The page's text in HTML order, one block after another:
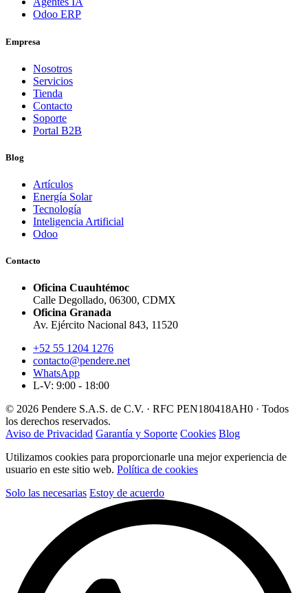
Odoo ERP
Empresa
Nosotros
Servicios
Tienda
Contacto
Soporte
Portal B2B
Blog
Artículos
Energía Solar
Tecnología
Inteligencia Artificial
Odoo
Contacto
Oficina Cuauhtémoc
Calle Degollado, 06300, CDMX
Oficina Granada
Av. Ejército Nacional 843, 11520
+52 55 1204 1276
contacto@pendere.net
WhatsApp
L-V: 9:00 - 18:00
© 2026 Pendere S.A.S. de C.V. · RFC PEN180418AH0 · Todos
los derechos reservados.
Aviso de Privacidad Garantía y Soporte Cookies Blog
Utilizamos cookies para proporcionarle una mejor experiencia de
usuario en este sitio web. Política de cookies
Solo las necesarias Estoy de acuerdo